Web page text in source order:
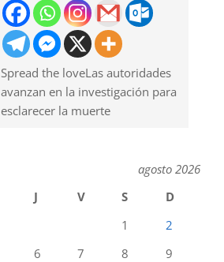
Spread the loveLas autoridades
avanzan en la investigación para
esclarecer la muerte
agosto 2026
J V S
D
1
2
6 7 8
9